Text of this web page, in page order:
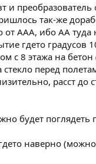
и
так-же
от ААА, ибо АА
гдето градусов
с 8 этажа на
перед
расст до
будет
наверно (можно